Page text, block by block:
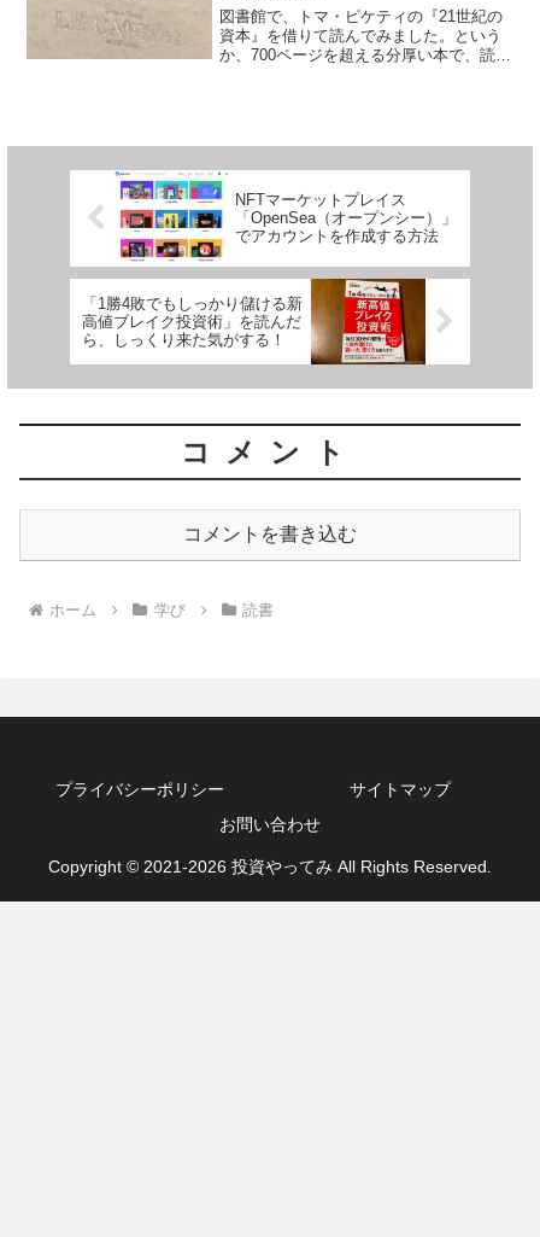
図書館で、トマ・ピケティの『21世紀の
資本』を借りて読んでみました。という
か、700ページを超える分厚い本で、読む
NFTマーケットプレイス
「OpenSea（‎オープンシー）」
でアカウントを作成する方法
「1勝4敗でもしっかり儲ける新
高値ブレイク投資術」を読んだ
ら、しっくり来た気がする！
コメント
コメントを書き込む
ホーム 学び 読書
プライバシーポリシー
サイトマップ
お問い合わせ
Copyright © 2021-2026 投資やってみ All Rights Reserved.